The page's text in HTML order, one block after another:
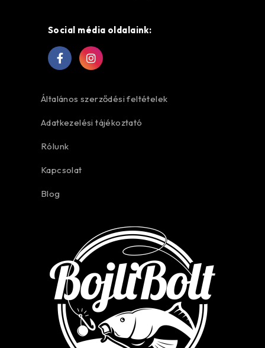
Social média oldalaink:
Általános szerződési feltételek
Adatkezelési tájékoztató
Rólunk
Kapcsolat
Blog